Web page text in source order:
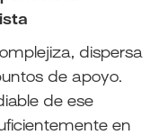
dispersa
de apoyo.
de ese
en